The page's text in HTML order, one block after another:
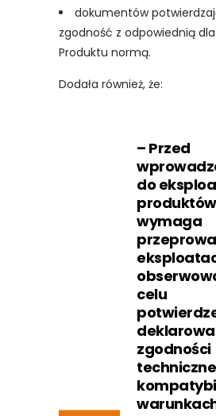
dokumentów
zgodność z odpowiednią
Produktu normą.
Dodała również, że:
– Przed
do
produktów
wymaga
celu
zgodności